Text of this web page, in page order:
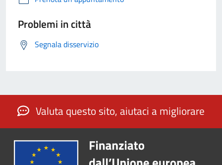
Problemi in città
Segnala disservizio
Valuta questo sito, aiutaci a migliorare